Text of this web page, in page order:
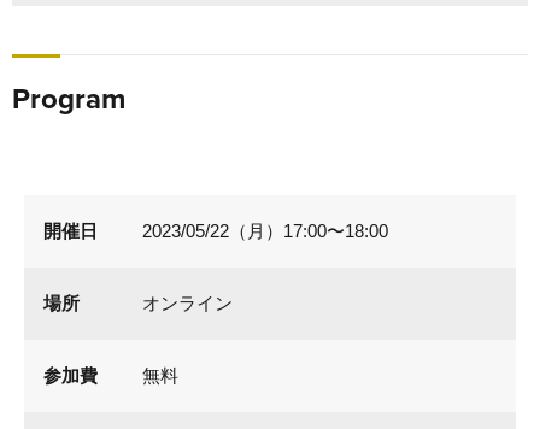
Program
開催日 2023/05/22（月）17:00〜18:00
場所 オンライン
参加費 無料